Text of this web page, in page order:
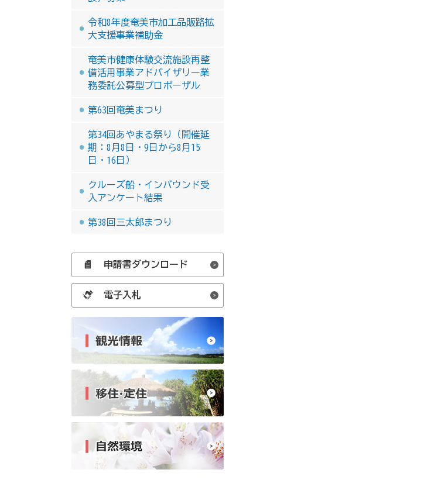
令和8年度奄美市加工品販路拡
大支援事業補助金
奄美市健康体験交流施設再整
備活用事業アドバイザリー業
務委託公募型プロポーザル
第63回奄美まつり
第34回あやまる祭り（開催延
期：8月8日・9日から8月15
日・16日）
クルーズ船・インバウンド受
入アンケート結果
第38回三太郎まつり
申請書ダウンロード
電子入札